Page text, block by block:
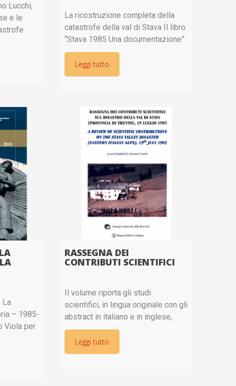
Lucchi,
e le
delle
penale
La ricostruzione completa della
catastrofe della val di Stava Il libro
“Stava 1985 Una documentazione”
(96 pagine, 56 illustrazioni, edito
da Curcu&Genovese di Trento) è
strutturato sulla base delle stesse
Leggi tutto
La
– 1985-
Viola per
di
1985
RASSEGNA DEI
CONTRIBUTI SCIENTIFICI
Il volume riporta gli studi
scientifici, in lingua originale con gli
abstract in italiano e in inglese,
pubblicati sul disastro della val di
Stava dal 1985 al 2003. Titolo
completo: Rassegna dei contributi
Leggi tutto